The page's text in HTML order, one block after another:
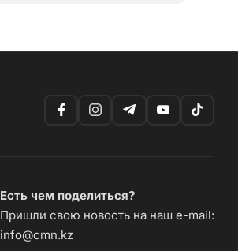
Есть чем поделиться?
Пришли свою новость на наш e-mail:
info@cmn.kz